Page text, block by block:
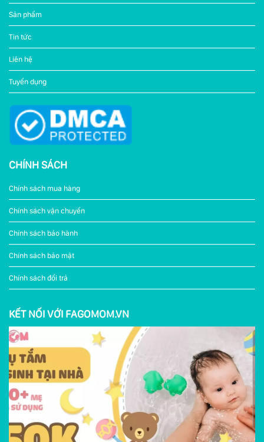
Sản phẩm
Tin tức
Liên hệ
Tuyển dụng
CHÍNH SÁCH
Chính sách mua hàng
Chính sách vận chuyển
Chính sách bảo hành
Chính sách bảo mật
Chính sách đổi trả
KẾT NỐI VỚI FAGOMOM.VN